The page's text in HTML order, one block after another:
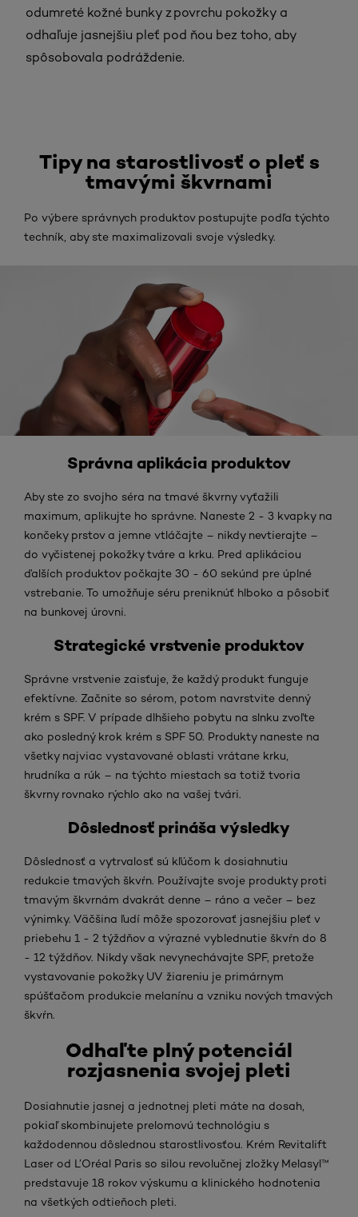
odumreté kožné bunky z povrchu pokožky a
odhaľuje jasnejšiu pleť pod ňou bez toho, aby
spôsobovala podráždenie.
Tipy na starostlivosť o pleť s
tmavými škvrnami
Po výbere správnych produktov postupujte podľa týchto
techník, aby ste maximalizovali svoje výsledky.
Správna aplikácia produktov
Aby ste zo svojho séra na tmavé škvrny vyťažili
maximum, aplikujte ho správne. Naneste 2 - 3 kvapky na
končeky prstov a jemne vtláčajte – nikdy nevtierajte –
do vyčistenej pokožky tváre a krku. Pred aplikáciou
ďalších produktov počkajte 30 - 60 sekúnd pre úplné
vstrebanie. To umožňuje séru preniknúť hlboko a pôsobiť
na bunkovej úrovni.
Strategické vrstvenie produktov
Správne vrstvenie zaisťuje, že každý produkt funguje
efektívne. Začnite so sérom, potom navrstvite denný
krém s SPF. V prípade dlhšieho pobytu na slnku zvoľte
ako posledný krok krém s SPF 50. Produkty naneste na
všetky najviac vystavované oblasti vrátane krku,
hrudníka a rúk – na týchto miestach sa totiž tvoria
škvrny rovnako rýchlo ako na vašej tvári.
Dôslednosť prináša výsledky
Dôslednosť a vytrvalosť sú kľúčom k dosiahnutiu
redukcie tmavých škvŕn. Používajte svoje produkty proti
tmavým škvrnám dvakrát denne – ráno a večer – bez
výnimky. Väčšina ľudí môže spozorovať jasnejšiu pleť v
priebehu 1 - 2 týždňov a výrazné vyblednutie škvŕn do 8
- 12 týždňov. Nikdy však nevynechávajte SPF, pretože
vystavovanie pokožky UV žiareniu je primárnym
spúšťačom produkcie melanínu a vzniku nových tmavých
škvŕn.
Odhaľte plný potenciál
rozjasnenia svojej pleti
Dosiahnutie jasnej a jednotnej pleti máte na dosah,
pokiaľ skombinujete prelomovú technológiu s
každodennou dôslednou starostlivosťou. Krém Revitalift
Laser od L’Oréal Paris so silou revolučnej zložky Melasyl™
predstavuje 18 rokov výskumu a klinického hodnotenia
na všetkých odtieňoch pleti.